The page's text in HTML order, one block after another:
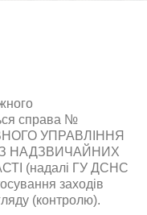
справа №
УПРАВЛІННЯ
НАДЗВИЧАЙНИХ
(надалі ГУ ДСНС
заходів
(контролю).